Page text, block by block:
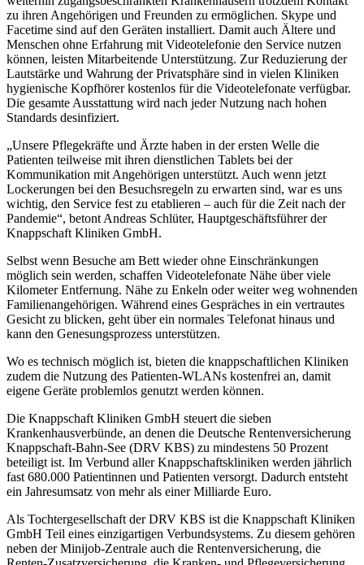
zu ihren Angehörigen und Freunden zu ermöglichen. Skype und
Facetime sind auf den Geräten installiert. Damit auch Ältere und
Menschen ohne Erfahrung mit Videotelefonie den Service nutzen
können, leisten Mitarbeitende Unterstützung. Zur Reduzierung der
Lautstärke und Wahrung der Privatsphäre sind in vielen Kliniken
hygienische Kopfhörer kostenlos für die Videotelefonate verfügbar.
Die gesamte Ausstattung wird nach jeder Nutzung nach hohen
Standards desinfiziert.
„Unsere Pflegekräfte und Ärzte haben in der ersten Welle die
Patienten teilweise mit ihren dienstlichen Tablets bei der
Kommunikation mit Angehörigen unterstützt. Auch wenn jetzt
Lockerungen bei den Besuchsregeln zu erwarten sind, war es uns
wichtig, den Service fest zu etablieren – auch für die Zeit nach der
Pandemie“, betont Andreas Schlüter, Hauptgeschäftsführer der
Knappschaft Kliniken GmbH.
Selbst wenn Besuche am Bett wieder ohne Einschränkungen
möglich sein werden, schaffen Videotelefonate Nähe über viele
Kilometer Entfernung. Nähe zu Enkeln oder weiter weg wohnenden
Familienangehörigen. Während eines Gespräches in ein vertrautes
Gesicht zu blicken, geht über ein normales Telefonat hinaus und
kann den Genesungsprozess unterstützen.
Wo es technisch möglich ist, bieten die knappschaftlichen Kliniken
zudem die Nutzung des Patienten-WLANs kostenfrei an, damit
eigene Geräte problemlos genutzt werden können.
Die Knappschaft Kliniken GmbH steuert die sieben
Krankenhausverbünde, an denen die Deutsche Rentenversicherung
Knappschaft-Bahn-See (DRV KBS) zu mindestens 50 Prozent
beteiligt ist. Im Verbund aller Knappschaftskliniken werden jährlich
fast 680.000 Patientinnen und Patienten versorgt. Dadurch entsteht
ein Jahresumsatz von mehr als einer Milliarde Euro.
Als Tochtergesellschaft der DRV KBS ist die Knappschaft Kliniken
GmbH Teil eines einzigartigen Verbundsystems. Zu diesem gehören
neben der Minijob-Zentrale auch die Rentenversicherung, die